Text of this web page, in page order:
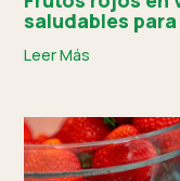
saludables
Leer Más